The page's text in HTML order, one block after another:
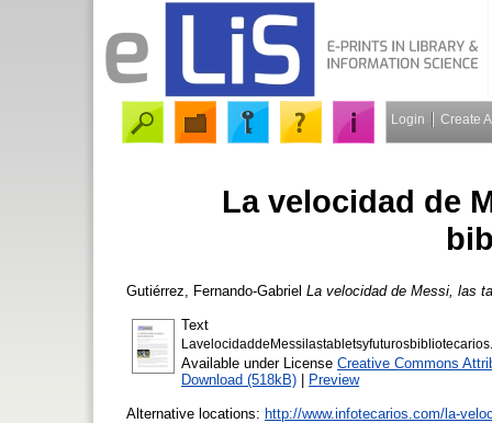
Login Create
La velocidad de
Gutiérrez, Fernando-Gabriel La velocidad de Messi, las
Text
Available under License Creative Commons
Download (518kB) | Preview
Alternative locations: http://www.infotecarios.com/la-